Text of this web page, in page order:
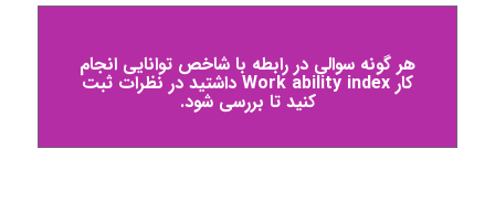
هر گونه سوالی در رابطه با شاخص توانایی انجام
کار Work ability index داشتید در نظرات ثبت
کنید تا بررسی شود.